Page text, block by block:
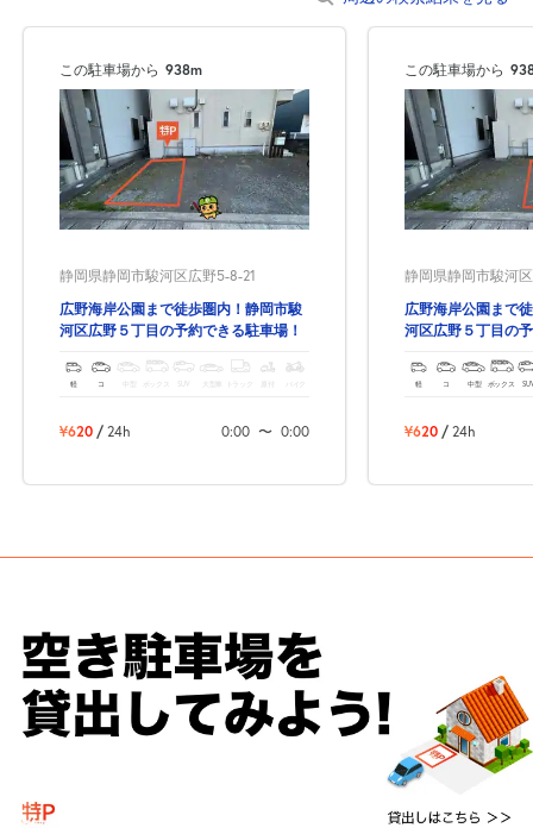
この駐車場から 938m
静岡県静岡市駿河区広野5-8-21
広野海岸公園まで徒歩圏内！静岡市駿
河区広野５丁目の予約できる駐車場！
軽 コ 中型 ボックス SUV 大型車 トラック バイク
¥620 / 24h 0:00 〜 0:00
この駐車場から
静岡県静岡市駿河
広野海岸公園まで
河区広野５丁目の
軽 コ 中型 ボックス
¥620 / 24h